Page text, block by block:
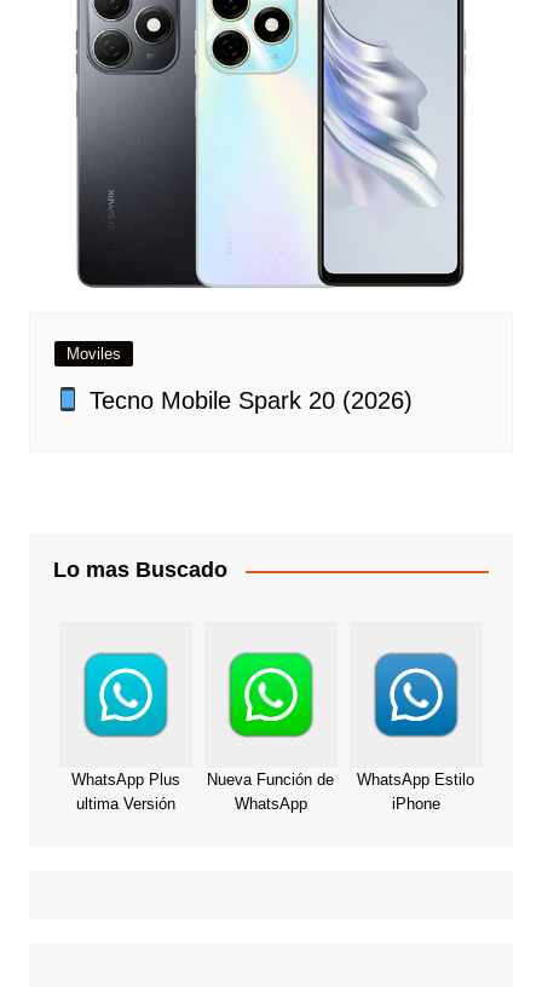
Moviles
Tecno Mobile Spark 20 (2026)
Lo mas Buscado
WhatsApp Plus
ultima Versión
Nueva Función de
WhatsApp
WhatsApp Estilo
iPhone